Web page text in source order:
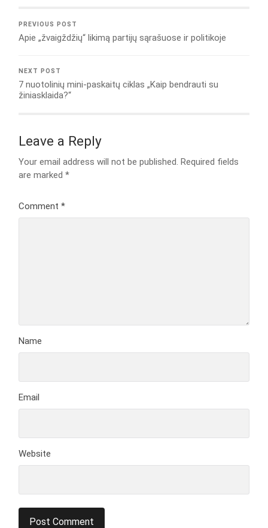
PREVIOUS POST
Apie „žvaigždžių“ likimą partijų sąrašuose ir politikoje
NEXT POST
7 nuotolinių mini-paskaitų ciklas „Kaip bendrauti su
žiniasklaida?“
Leave a Reply
Your email address will not be published. Required fields
are marked*
Comment*
Name
Email
Website